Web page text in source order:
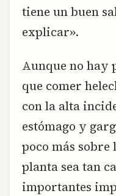
tiene un buen
explicar».
Aunque no hay
que comer
con la alta
estómago y
poco más sobre
planta sea tan
importantes